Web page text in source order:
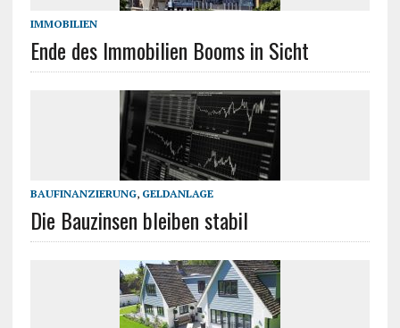
IMMOBILIEN
Ende des Immobilien Booms in Sicht
BAUFINANZIERUNG, GELDANLAGE
Die Bauzinsen bleiben stabil